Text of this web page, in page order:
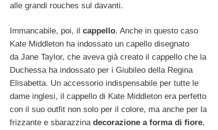
alle grandi rouches sul davanti.
Immancabile, poi, il cappello. Anche in questo caso
Kate Middleton ha indossato un capello disegnato
da Jane Taylor, che aveva già creato il cappello che la
Duchessa ha indossato per i Giubileo della Regina
Elisabetta. Un accessorio indispensabile per tutte le
dame inglesi, il cappello di Kate Middleton era perfetto
con il suo outfit non solo per il colore, ma anche per la
frizzante e sbarazzina decorazione a forma di fiore,